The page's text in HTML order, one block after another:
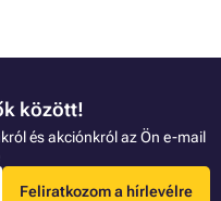
között!
és akciónkról az Ön e-mail
Feliratkozom a hírlevélre